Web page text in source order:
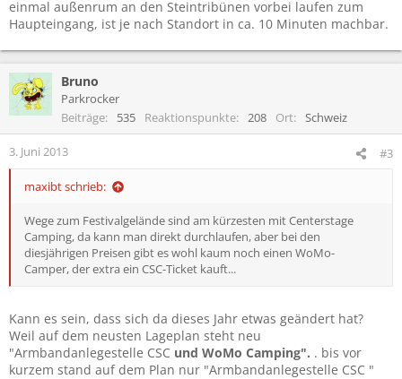
einmal außenrum an den Steintribünen vorbei laufen zum
Haupteingang, ist je nach Standort in ca. 10 Minuten machbar.
Bruno
Parkrocker
Beiträge
535 Reaktionspunkte 208 Ort Schweiz
3. Juni 2013 #3
maxibt schrieb:
Wege zum Festivalgelände sind am kürzesten mit Centerstage
Camping, da kann man direkt durchlaufen, aber bei den
diesjährigen Preisen gibt es wohl kaum noch einen WoMo-
Camper, der extra ein CSC-Ticket kauft...
Kann es sein, dass sich da dieses Jahr etwas geändert hat?
Weil auf dem neusten Lageplan steht neu
"Armbandanlegestelle CSC und WoMo Camping". . bis vor
kurzem stand auf dem Plan nur "Armbandanlegestelle CSC "